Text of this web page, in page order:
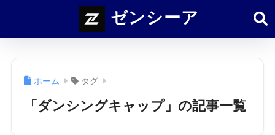
ゼンシーア
ホーム タグ
「ダンシングキャップ」の記事一覧